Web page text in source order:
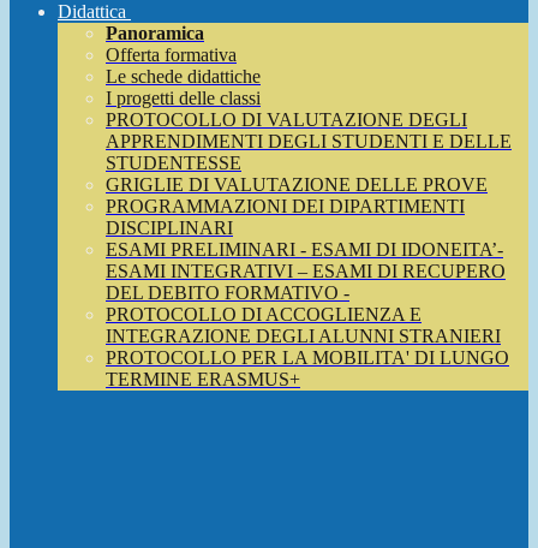
Didattica
Panoramica
Offerta formativa
Le schede didattiche
I progetti delle classi
PROTOCOLLO DI VALUTAZIONE DEGLI
APPRENDIMENTI DEGLI STUDENTI E DELLE
STUDENTESSE
GRIGLIE DI VALUTAZIONE DELLE PROVE
PROGRAMMAZIONI DEI DIPARTIMENTI
DISCIPLINARI
ESAMI PRELIMINARI - ESAMI DI IDONEITA’-
ESAMI INTEGRATIVI – ESAMI DI RECUPERO
DEL DEBITO FORMATIVO -
PROTOCOLLO DI ACCOGLIENZA E
INTEGRAZIONE DEGLI ALUNNI STRANIERI
PROTOCOLLO PER LA MOBILITA' DI LUNGO
TERMINE ERASMUS+